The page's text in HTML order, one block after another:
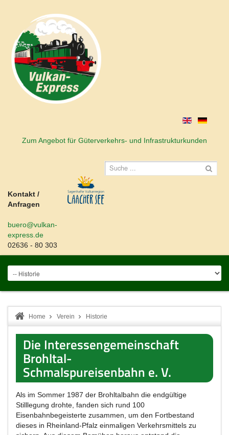
Zum Angebot für Güterverkehrs- und Infrastrukturkunden
Kontakt /
Anfragen
buero@vulkan-
express.de
02636 - 80 303
Home Verein Historie
Die Interessengemeinschaft
Brohltal-
Schmalspureisenbahn e. V.
Als im Sommer 1987 der Brohltalbahn die endgültige
Stilllegung drohte, fanden sich rund 100
Eisenbahnbegeisterte zusammen, um den Fortbestand
dieses in Rheinland-Pfalz einmaligen Verkehrsmittels zu